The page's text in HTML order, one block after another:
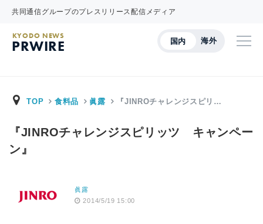
共同通信グループのプレスリリース配信メディア
国内 海外
KYODO NEWS
PRWIRE
TOP 食料品 眞露 『JINROチャレンジスピリ…
『JINROチャレンジスピリッツ キャンペー
ン』
眞露
2014/5/19 15:00